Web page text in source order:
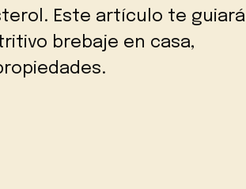
Este artículo te guiará
brebaje en casa,